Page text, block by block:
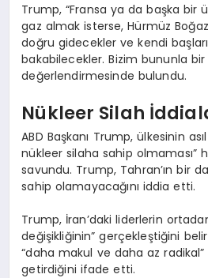
Trump, “Fransa ya da başka bir
gaz almak isterse, Hürmüz
doğru gidecekler ve kendi
bakabilecekler. Bizim bununla bir
değerlendirmesinde bulundu.
Nükleer Silah
ABD Başkanı Trump, ülkesinin
nükleer silaha sahip olmaması”
savundu. Trump, Tahran’ın bir
sahip olamayacağını iddia etti.
Trump, İran’daki liderlerin
değişikliğinin” gerçekleştiğini
“daha makul ve daha az
getirdiğini ifade etti.